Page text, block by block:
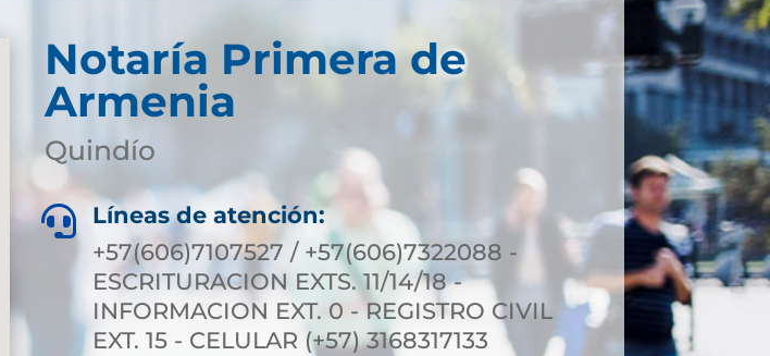
Notaría Primera de
Armenia
Quindío

Líneas de atención:
+57(606)7107527 / +57(606)7322088 -
ESCRITURACION EXTS. 11/14/18 -
INFORMACION EXT. 0 - REGISTRO CIVIL
EXT. 15 - CELULAR (+57) 3168317133